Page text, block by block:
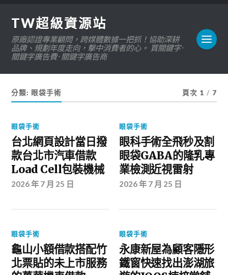
TW超級資源站
原廠認證專業顧問，跨媒體數據一把抓！協助深耕
品牌、規劃年度走向，擊中消費者的心。 買關鍵字 ·
關鍵字廣告費 · 關鍵字廣告商
分類: 眼袋手術 頁次 1 / 7
眼袋手術
台北網頁設計當日撥
款台北市汽車借款
Load Cell包裝機械
2026 年 7 月 25 日
眼袋手術
眼科手術全飛秒及割
眼袋GABA的隆乳專
業檢測近視雷射
2026 年 7 月 25 日
眼袋手術
龜山小額借款搭配竹
北票貼的未上市服務
眼袋手術
永康新屋為顧客隱形
鐵窗快速找出澎湖旅